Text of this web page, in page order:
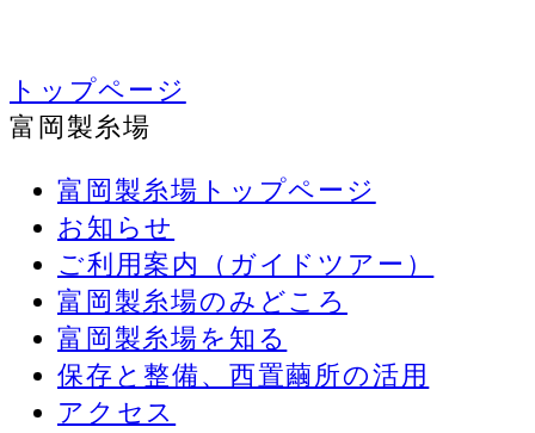
トップページ
富岡製糸場
富岡製糸場トップページ
お知らせ
ご利用案内（ガイドツアー）
富岡製糸場のみどころ
富岡製糸場を知る
保存と整備、西置繭所の活用
アクセス